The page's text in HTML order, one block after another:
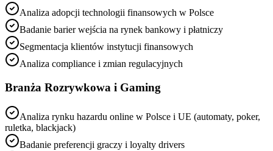
Analiza adopcji technologii finansowych w Polsce
Badanie barier wejścia na rynek bankowy i płatniczy
Segmentacja klientów instytucji finansowych
Analiza compliance i zmian regulacyjnych
Branża Rozrywkowa i Gaming
Analiza rynku hazardu online w Polsce i UE (automaty, poker,
ruletka, blackjack)
Badanie preferencji graczy i loyalty drivers